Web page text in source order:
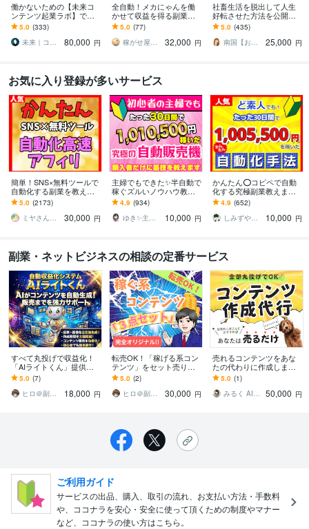
働かないための【未来コ
ンテンツ起業ラボ】であ
ります 初心者副業→スモ
ール起業×実践AIスキル獲
得／自動／スマホ
5.0 (333)
未来｜コンテンツ起業ラボ
80,000 円
全自動！メカにゃんを働
かせて収益を得る副業教
えます スマホ１台｜超初
心者向け｜放置型副業｜
自動コンテンツ販売
5.0 (77)
稼がせ屋まさる｜プロマーケター｜２冠達成
32,000 円
社畜生活を脱出して人生
好転させた方法を公開し
ます ツールで自動化→底
辺人生から解放されて理
想の生活♪
5.0 (435)
南国【おうち副業で月収100万】
25,000 円
お気に入り登録が多いサービス
簡単！SNS×無料ツールで
自動化する副業を教えま
す 【マンツーマンサポー
ト】3ステップ作業！仕組
みを増産で加速化
5.0 (2173)
ミヤさん【ネットで月収450万円達成】
30,000 円
主婦でもできた✨半自動で
稼ぐズルいノウハウ教え
ます 3ステップで作成可
能！ほぼ放置で稼ぐ前代
未聞のおすすめ副業！
4.9 (934)
ゆき✨主婦でも月収100万円✨
10,000 円
かんたん⭕️コピペで自動
化する究極副業教えます
超ずるい⚠️スキル経験ゼ
ロでもできる新世代の手
法【超入門編】
4.9 (652)
しみずや＠自動化月収100万円
10,000 円
副業・ネットビジネスの相談の定番サービス
すべて丸投げで収益化！
「AIライトくん」提供し
ます 収益自動化｜コピペ
だけ｜コンテンツ量産｜
初心者｜AIツール｜
5.0 (7)
ヒロ＠副業wiki
18,000 円
転売OK！「稼げる系コン
テンツ」をセット売りし
ます ●ネットで稼ぎたい
方●同業者●副業初心者★
誰でも歓迎します！
5.0 (2)
ヒロ＠副業wiki
30,000 円
売れるコンテンツをあな
たの代わりに作成します
あなたは何もしなくてO
K！面倒なコンテンツ作り
は丸投げ
5.0 (1)
みるく AIネット副業の専門家
50,000 円
ご利用ガイド
サービスの出品、購入、取引の流れ、お支払い方法・手数料
や、ココナラを安心・安全に使って頂くための制度やマナー
など、ココナラの使い方はこちら。